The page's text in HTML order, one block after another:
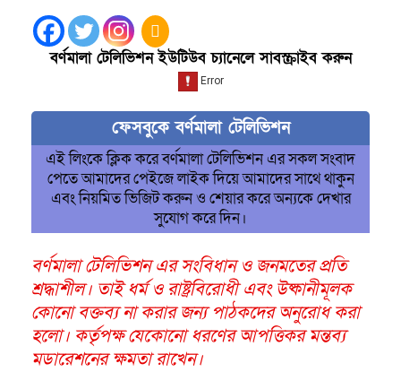
বর্ণমালা টেলিভিশন ইউটিউব চ্যানেলে সাবস্ক্রাইব করুন
ফেসবুকে বর্ণমালা টেলিভিশন
এই লিংকে ক্লিক করে বর্ণমালা টেলিভিশন এর সকল সংবাদ
পেতে আমাদের পেইজে লাইক দিয়ে আমাদের সাথে থাকুন
এবং নিয়মিত ভিজিট করুন ও শেয়ার করে অন্যকে দেখার
সুযোগ করে দিন।
বর্ণমালা টেলিভিশন এর সংবিধান ও জনমতের প্রতি
শ্রদ্ধাশীল। তাই ধর্ম ও রাষ্ট্রবিরোধী এবং উষ্কানীমূলক
কোনো বক্তব্য না করার জন্য পাঠকদের অনুরোধ করা
হলো। কর্তৃপক্ষ যেকোনো ধরণের আপত্তিকর মন্তব্য
মডারেশনের ক্ষমতা রাখেন।